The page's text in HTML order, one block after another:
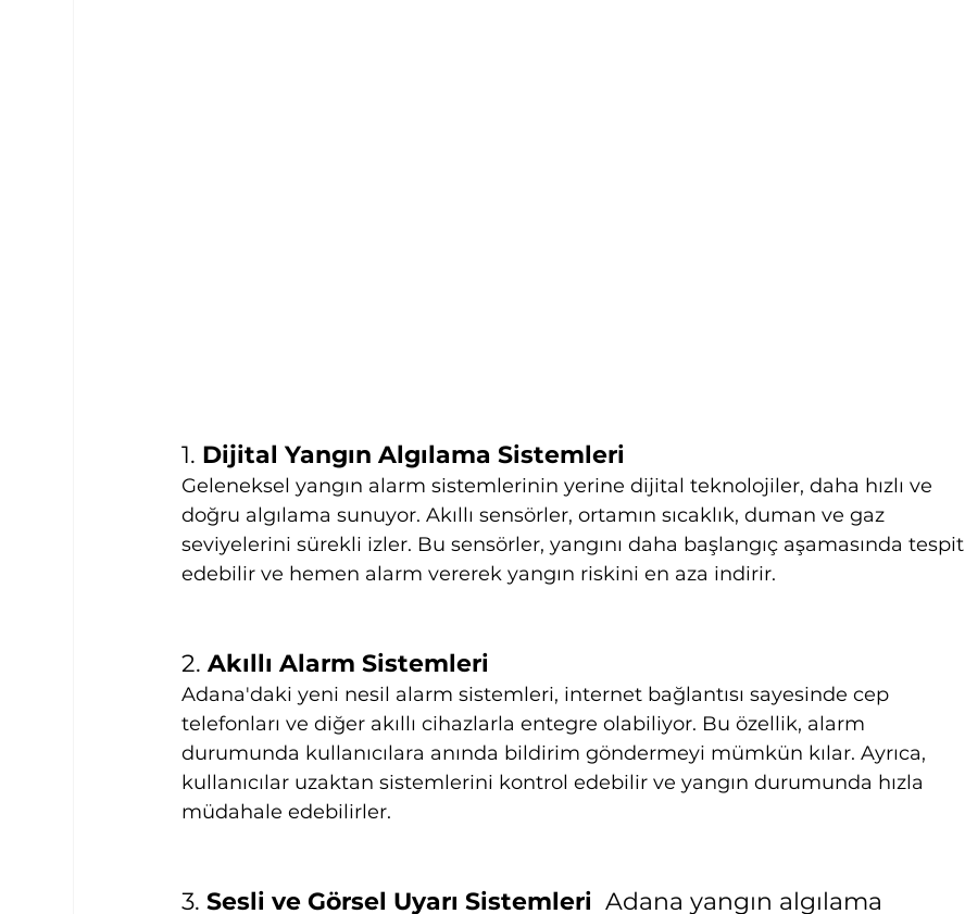
1. Dijital Yangın Algılama Sistemleri
Geleneksel yangın alarm sistemlerinin yerine dijital teknolojiler, daha hızlı ve
doğru algılama sunuyor. Akıllı sensörler, ortamın sıcaklık, duman ve gaz
seviyelerini sürekli izler. Bu sensörler, yangını daha başlangıç aşamasında tespit
edebilir ve hemen alarm vererek yangın riskini en aza indirir.
2. Akıllı Alarm Sistemleri
Adana'daki yeni nesil alarm sistemleri, internet bağlantısı sayesinde cep
telefonları ve diğer akıllı cihazlarla entegre olabiliyor. Bu özellik, alarm
durumunda kullanıcılara anında bildirim göndermeyi mümkün kılar. Ayrıca,
kullanıcılar uzaktan sistemlerini kontrol edebilir ve yangın durumunda hızla
müdahale edebilirler.
3. Sesli ve Görsel Uyarı Sistemleri Adana yangın algılama